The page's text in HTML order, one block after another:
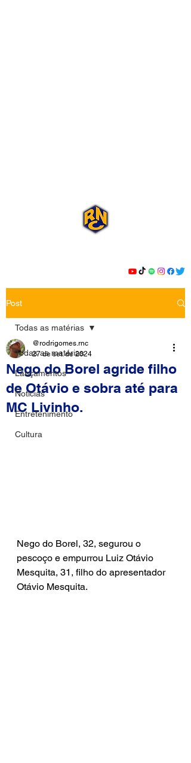
Post
Todas as matérias
Lançamentos
Notícias
Entretenimento
Cultura
Todas as matérias
Nego do Borel agride filho
de Otávio e sobra até para
MC Livinho.
@rodrigomes.rnc
27 de set. de 2024
Nego do Borel, 32, segurou o
pescoço e empurrou Luiz Otávio
Mesquita, 31, filho do apresentador
Otávio Mesquita.